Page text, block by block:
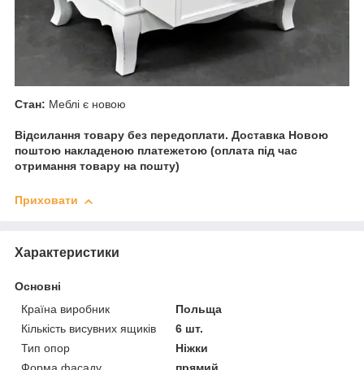
Стан: Меблі є новою
Відсилання товару без передоплати. Доставка Новою
поштою накладеною платежетою (оплата під час
отримання товару на пошту)
Приховати
Характеристики
Основні
Країна виробник
Польща
Кількість висувних ящиків
6 шт.
Тип опор
Ніжки